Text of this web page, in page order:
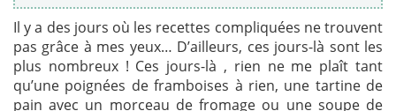
Il y a des jours où les recettes compliquées ne trouvent
pas grâce à mes yeux… D’ailleurs, ces jours-là sont les
plus nombreux ! Ces jours-là , rien ne me plaît tant
qu’une poignées de framboises à rien, une tartine de
pain avec un morceau de fromage ou une soupe de